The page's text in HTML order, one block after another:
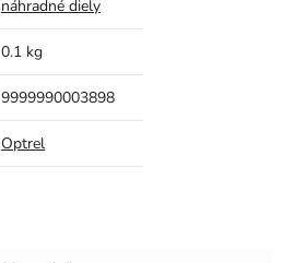
náhradné diely
0.1 kg
9999990003898
Optrel